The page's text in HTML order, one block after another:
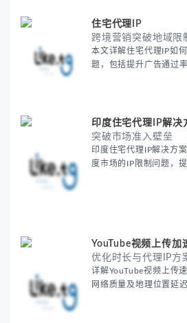
住宅代理IP
跨境营销突破地域限
本文详解住宅代理IP如
题，包括提升广告通过
印度住宅代理IP解决
突破市场准入壁垒
印度住宅代理IP解决方
度市场的IP限制问题，
YouTube视频上传加
优化时长与代理IP方
详解YouTube视频上传
网络质量及地理位置延